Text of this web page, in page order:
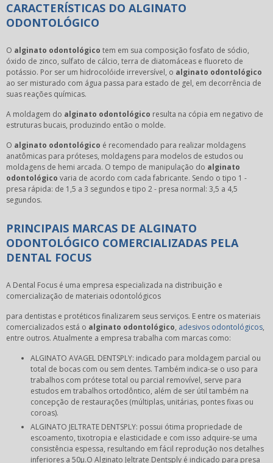
CARACTERÍSTICAS DO ALGINATO
ODONTOLÓGICO
O alginato odontológico tem em sua composição fosfato de sódio,
óxido de zinco, sulfato de cálcio, terra de diatomáceas e fluoreto de
potássio. Por ser um hidrocolóide irreversível, o alginato odontológico
ao ser misturado com água passa para estado de gel, em decorrência de
suas reações químicas.
A moldagem do alginato odontológico resulta na cópia em negativo de
estruturas bucais, produzindo então o molde.
O alginato odontológico é recomendado para realizar moldagens
anatômicas para próteses, moldagens para modelos de estudos ou
moldagens de hemi arcada. O tempo de manipulação do alginato
odontológico varia de acordo com cada fabricante. Sendo o tipo 1 -
presa rápida: de 1,5 a 3 segundos e tipo 2 - presa normal: 3,5 a 4,5
segundos.
PRINCIPAIS MARCAS DE ALGINATO
ODONTOLÓGICO COMERCIALIZADAS PELA
DENTAL FOCUS
A Dental Focus é uma empresa especializada na distribuição e
comercialização de materiais odontológicos
para dentistas e protéticos finalizarem seus serviços. E entre os materiais
comercializados está o alginato odontológico, adesivos odontológicos,
entre outros. Atualmente a empresa trabalha com marcas como:
ALGINATO AVAGEL DENTSPLY: indicado para moldagem parcial ou
total de bocas com ou sem dentes. Também indica-se o uso para
trabalhos com prótese total ou parcial removível, serve para
estudos em trabalhos ortodôntico, além de ser útil também na
concepção de restaurações (múltiplas, unitárias, pontes fixas ou
coroas).
ALGINATO JELTRATE DENTSPLY: possui ótima propriedade de
escoamento, tixotropia e elasticidade e com isso adquire-se uma
consistência espessa, resultando em fácil reprodução nos detalhes
inferiores a 50µ.O Alginato Jeltrate Dentsply é indicado para presa